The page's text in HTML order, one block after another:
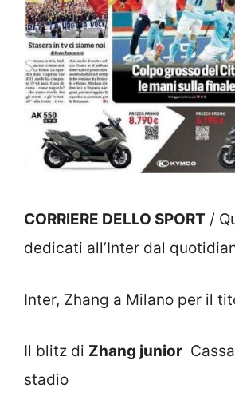
CORRIERE DELLO SPORT /
dedicati all’Inter dal
Inter, Zhang a Milano per il
Il blitz di Zhang junior
stadio